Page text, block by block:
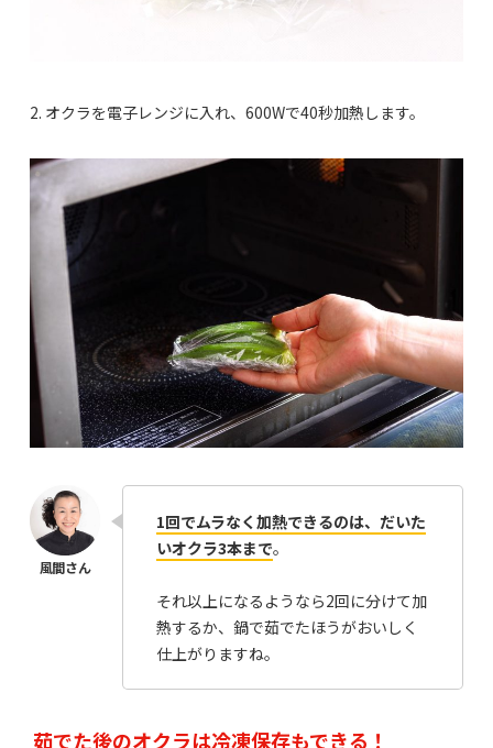
2. オクラを電子レンジに入れ、600Wで40秒加熱します。
1回でムラなく加熱できるのは、だいた
いオクラ3本まで。
それ以上になるようなら2回に分けて加
熱するか、鍋で茹でたほうがおいしく
仕上がりますね。
茹でた後のオクラは冷凍保存もできる！